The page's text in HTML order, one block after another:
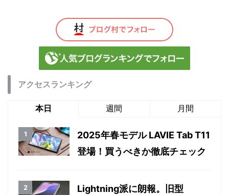
アクセスランキング
本日 週間 月間
2025年春モデル LAVIE Tab T11
登場！買うべきか徹底チェック
Lightning派に朗報。旧型